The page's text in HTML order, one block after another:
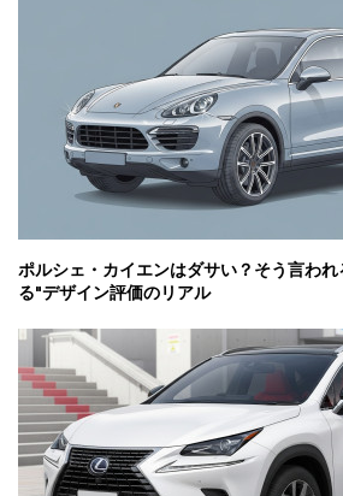
ポルシェ・カイエンはダサい？そう言わ
る"デザイン評価のリアル